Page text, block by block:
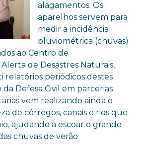
alagamentos. Os
aparelhos servem para
medir a incidência
pluviométrica (chuvas)
ao Centro de
de Desastres Naturais,
relatórios periódicos destes
Defesa Civil em parcerias
vem realizando ainda o
de córregos, canais e rios que
ajudando a escoar o grande
chuvas de verão